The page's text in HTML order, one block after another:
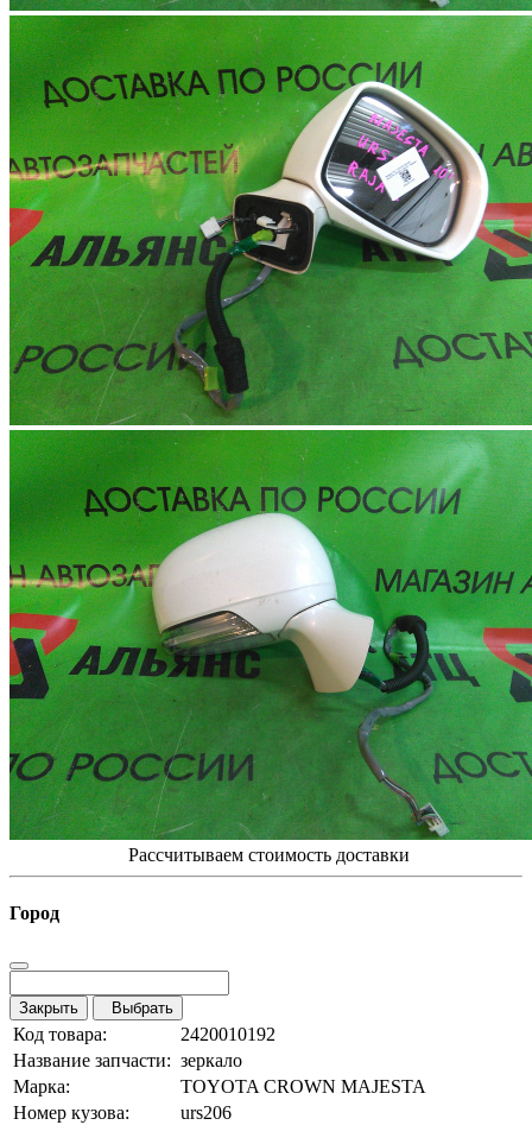
Рассчитываем стоимость доставки
Город
Закрыть Выбрать
Код товара:
2420010192
Название запчасти: зеркало
Марка:
TOYOTA CROWN MAJESTA
Номер кузова:
urs206